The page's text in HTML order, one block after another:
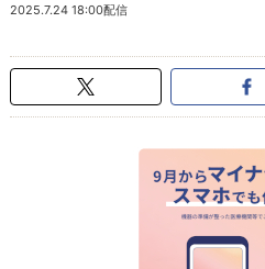
2025.7.24 18:00配信